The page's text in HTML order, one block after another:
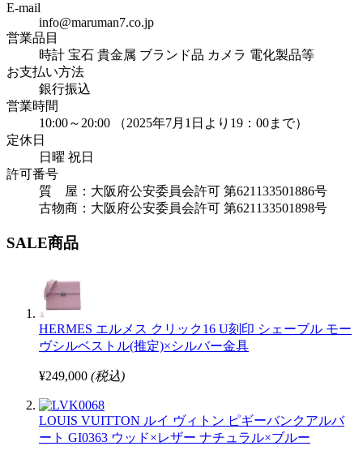
E-mail
info@maruman7.co.jp
営業品目
時計 宝石 貴金属 ブランド品 カメラ 電化製品等
お支払い方法
銀行振込
営業時間
10:00～20:00 （2025年7月1日より19：00まで）
定休日
日曜 祝日
許可番号
質 屋：大阪府公安委員会許可 第621133501886号
古物商：大阪府公安委員会許可 第621133501898号
SALE商品
HERMES エルメス クリック16 U刻印 シェーブル モー
ヴシルベストル(推定)×シルバー金具
¥249,000 (税込)
LOUIS VUITTON ルイ ヴィトン ピギーバンクアルバ
ート GI0363 ウッド×レザー ナチュラル×ブルー